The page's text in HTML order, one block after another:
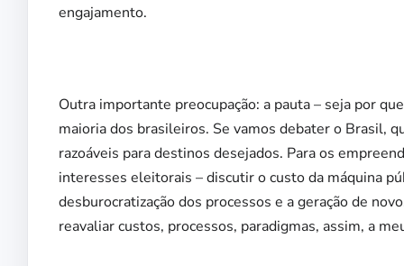
engajamento.
Outra importante preocupação: a pauta – seja por
maioria dos brasileiros. Se vamos debater o Brasil,
razoáveis para destinos desejados. Para os
interesses eleitorais – discutir o custo da máquina
desburocratização dos processos e a geração de
reavaliar custos, processos, paradigmas, assim, a